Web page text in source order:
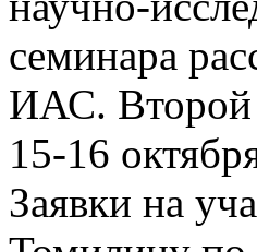
семинара
ИАС. Второй
15-16
Заявки на